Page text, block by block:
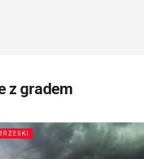
z gradem